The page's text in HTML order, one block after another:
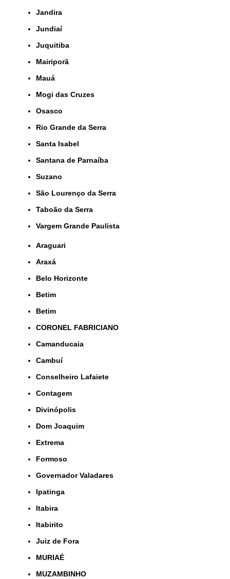
Jandira
Jundiaí
Juquitiba
Mairiporã
Mauá
Mogi das Cruzes
Osasco
Rio Grande da Serra
Santa Isabel
Santana de Parnaíba
Suzano
São Lourenço da Serra
Taboão da Serra
Vargem Grande Paulista
Araguari
Araxá
Belo Horizonte
Betim
Betim
CORONEL FABRICIANO
Camanducaia
Cambuí
Conselheiro Lafaiete
Contagem
Divinópolis
Dom Joaquim
Extrema
Formoso
Governador Valadares
Ipatinga
Itabira
Itabirito
Juiz de Fora
MURIAÉ
MUZAMBINHO